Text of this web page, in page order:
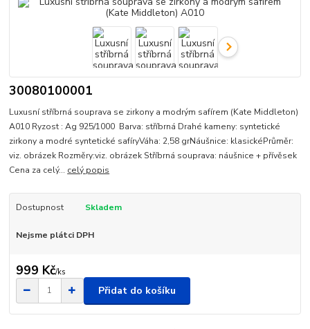
30080100001
Luxusní stříbrná souprava se zirkony a modrým safírem (Kate Middleton)
A010 Ryzost : Ag 925/1000 Barva: stříbrná Drahé kameny: syntetické
zirkony a modré syntetické safíryVáha: 2,58 grNáušnice: klasickéPrůměr:
viz. obrázek Rozměry:viz. obrázek Stříbrná souprava: náušnice + přívěsek
Cena za celý... celý popis
Dostupnost Skladem
Nejsme plátci DPH
999 Kč/ks
Přidat do košíku